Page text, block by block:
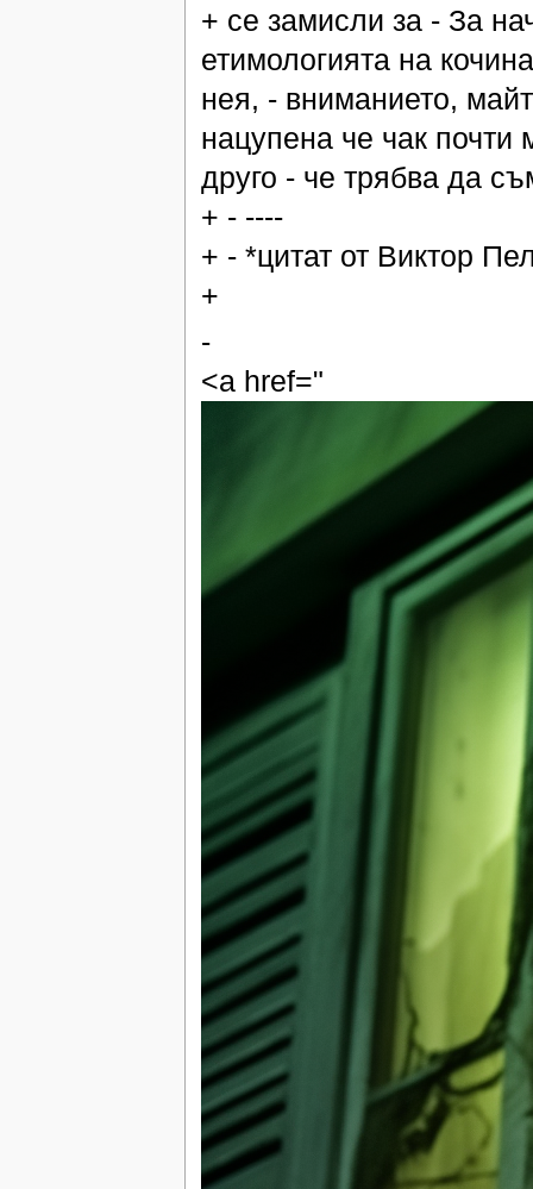
+ се замисли за - За
етимологията на
нея, - вниманието,
нацупена че чак почти
друго - че трябва да
+ - ----
+ - *цитат от Виктор
+
-
<a href="